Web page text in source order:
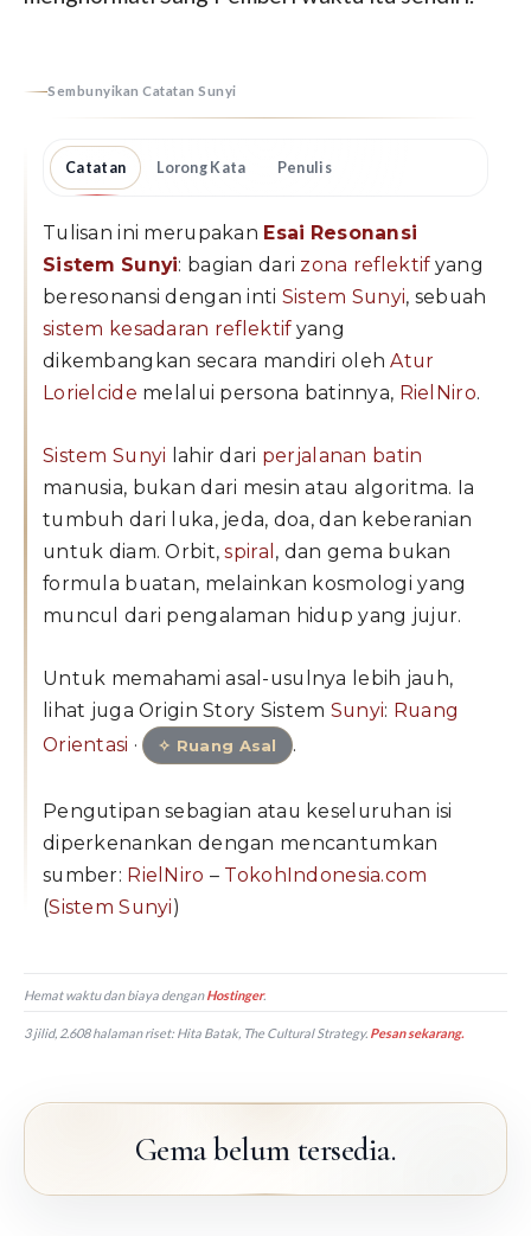
Sembunyikan Catatan Sunyi
Catatan Lorong Kata Penulis
Tulisan ini merupakan Esai Resonansi
Sistem Sunyi: bagian dari zona reflektifyang
beresonansi dengan inti Sistem Sunyi, sebuah
sistem kesadaran reflektifyang
dikembangkan secara mandiri olehAtur
Lorielcide melalui persona batinnya, RielNiro.
Sistem Sunyi lahir dari perjalanan batin
manusia, bukan dari mesin atau algoritma. Ia
tumbuh dari luka, jeda, doa, dan keberanian
untuk diam. Orbit,spiral , dan gema bukan
formula buatan, melainkan kosmologi yang
muncul dari pengalaman hidup yang jujur.
Untuk memahami asal-usulnya lebih jauh,
lihat juga Origin Story Sistem Sunyi: Ruang
Orientasi · ✧ Ruang Asal .
Pengutipan sebagian atau keseluruhan isi
diperkenankan dengan mencantumkan
sumber: RielNiro – TokohIndonesia.com
(Sistem Sunyi)
Hemat waktu dan biaya denganHostinger.
3 jilid, 2.608 halaman riset: Hita Batak, The Cultural Strategy. Pesan sekarang.
Gema belum tersedia.